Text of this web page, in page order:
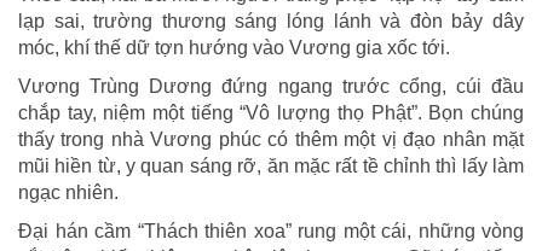
lạp sai, trường thương sáng lóng lánh và đòn bảy dây
móc, khí thế dữ tợn hướng vào Vương gia xốc tới.
Vương Trùng Dương đứng ngang trước cổng, cúi đầu
chắp tay, niệm một tiếng “Vô lượng thọ Phật”. Bọn chúng
thấy trong nhà Vương phúc có thêm một vị đạo nhân mặt
mũi hiền từ, y quan sáng rỡ, ăn mặc rất tề chỉnh thì lấy làm
ngạc nhiên.
Đại hán cầm “Thách thiên xoa” rung một cái, những vòng